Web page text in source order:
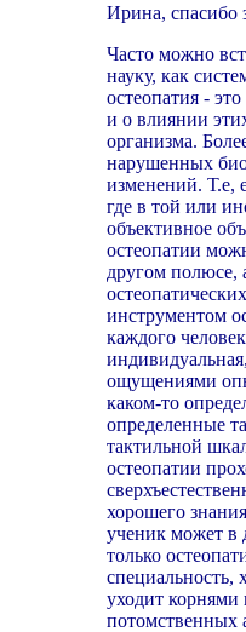
Ирина, спасибо
Часто можно
науку, как
остеопатия -
и о влиянии
организма.
нарушенных
изменений. Т.е,
где в той или
объективное
остеопатии
другом полюсе,
инструментом
каждого
ощущениями
каком-то
определенные
тактильной
остеопатии
хорошего
ученик может в
только
специальность,
уходит
потомственных